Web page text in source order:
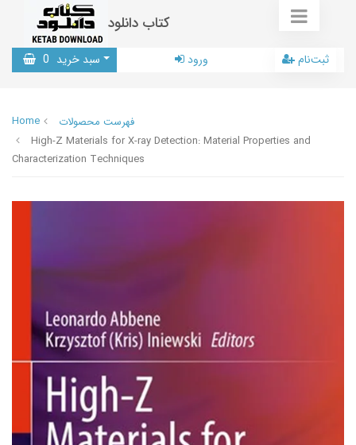
کتاب دانلود
سبد خرید 0 ورود ثبت‌نام
Home
فهرست محصولات
High-Z Materials for X-ray Detection: Material Properties and
Characterization Techniques